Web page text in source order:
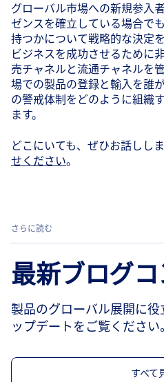
グローバル市場への新規参入
ゼンスを確立している場合で
持つかについて戦略的な決定
ビジネスを成功させるために
売チャネルと流通チャネルを
場での製品の登録と輸入を誰
の警戒体制をどのように組織
ます。
どこにいても、ぜひお話しし
せください。
さらに読む
最新ブログ
製品のグローバル展開に
ップデートをご覧ください。
すべて